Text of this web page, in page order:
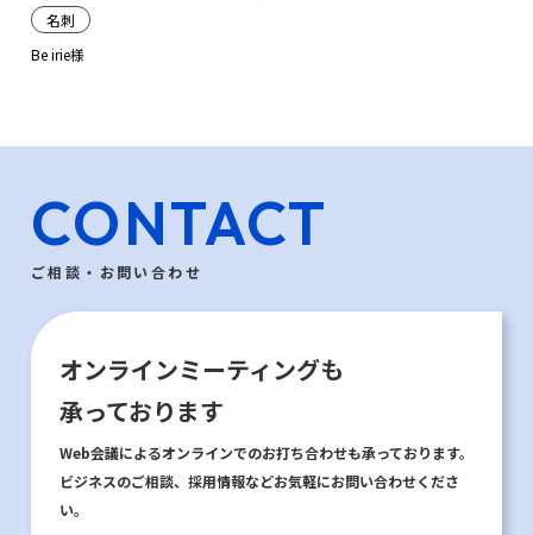
名刺
Be irie様
CONTACT
ご相談・お問い合わせ
オンラインミーティングも
承っております
Web会議によるオンラインでのお打ち合わせも承っております。
ビジネスのご相談、採用情報などお気軽にお問い合わせくださ
い。